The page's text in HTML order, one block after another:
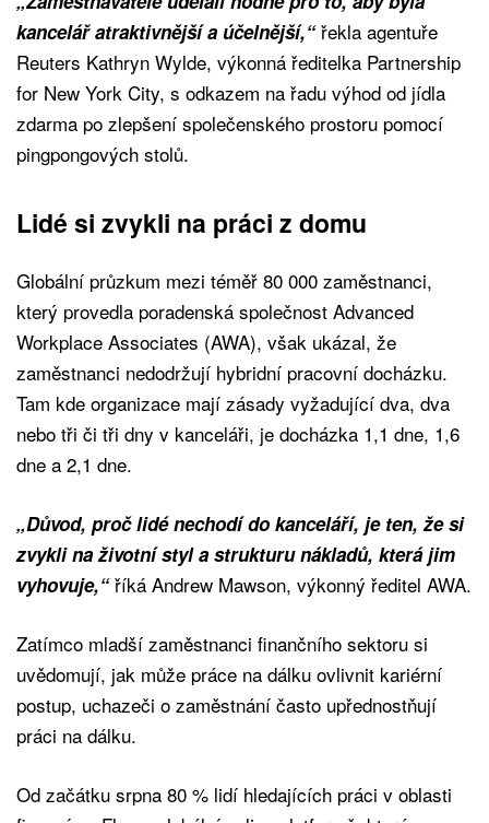
kancelář atraktivnější a účelnější,“řekla agentuře
Reuters Kathryn Wylde, výkonná ředitelka Partnership
for New York City, s odkazem na řadu výhod od jídla
zdarma po zlepšení společenského prostoru pomocí
pingpongových stolů.
Lidé si zvykli na práci z domu
Globální průzkum mezi téměř 80 000 zaměstnanci,
který provedla poradenská společnost Advanced
Workplace Associates (AWA), však ukázal, že
zaměstnanci nedodržují hybridní pracovní docházku.
Tam kde organizace mají zásady vyžadující dva, dva
nebo tři či tři dny v kanceláři, je docházka 1,1 dne, 1,6
dne a 2,1 dne.
„Důvod, proč lidé nechodí do kanceláří, je ten, že si
zvykli na životní styl a strukturu nákladů, která jim
vyhovuje,“říká Andrew Mawson, výkonný ředitel AWA.
Zatímco mladší zaměstnanci finančního sektoru si
uvědomují, jak může práce na dálku ovlivnit kariérní
postup, uchazeči o zaměstnání často upřednostňují
práci na dálku.
Od začátku srpna 80 % lidí hledajících práci v oblasti